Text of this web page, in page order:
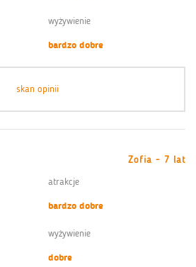
wyżywienie
bardzo dobre
skan opinii
Zofia - 7 lat
atrakcje
bardzo dobre
wyżywienie
dobre